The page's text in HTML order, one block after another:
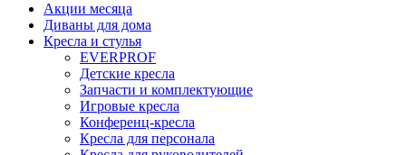
Акции месяца
Диваны для дома
Кресла и стулья
EVERPROF
Детские кресла
Запчасти и комплектующие
Игровые кресла
Конференц-кресла
Кресла для персонала